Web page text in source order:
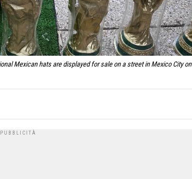
Mexican hats are displayed for sale on a street in Mexico City on